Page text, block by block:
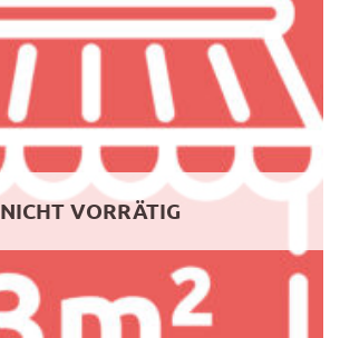
NICHT VORRÄTIG